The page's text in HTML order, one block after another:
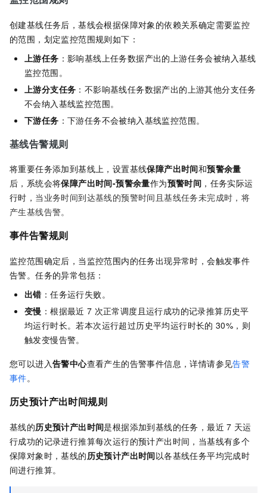
创建基线任务后，基线会根据保障对象的依赖关系确定需要监控
的范围，划定监控范围规则如下：
上游任务 ：影响基线上任务数据产出的上游任务会被纳入基线
监控范围。
上游分支任务 ：不影响基线任务数据产出的上游其他分支任务
不会纳入基线监控范围。
下游任务 ：下游任务不会被纳入基线监控范围。
基线告警规则
将重要任务添加到基线上，设置基线保障产出时间和预警余量
后，系统会将保障产出时间-预警余量作为预警时间 ，任务实际运
行时， 当业务时间到达基线的预警时间且基线任务未完成时，将
产生基线告警。
事件告警规则
监控范围确定后，当监控范围内的任务出现异常时，会触发事件
告警。任务的异常包括：
出错 ：任务运行失败。
变慢 ：根据最近 7 次正常调度且运行成功的记录推算历史平
均运行时长。若本次运行超过历史平均运行时长的 30%，则
触发变慢告警。
您可以进入告警中心查看产生的告警事件信息，详情请参见告警
事件。
历史预计产出时间规则
基线的历史预计产出时间是根据添加到基线的任务，最近 7 天运
行成功的记录进行推算每次运行的预计产出时间 ，当基线有多个
保障对象时，基线的历史预计产出时间以各基线任务平均完成时
间进行推算。